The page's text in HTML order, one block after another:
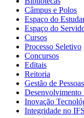
Câmpus e Polos
Espaço do
Espaço do
Cursos
Processo Seletivo
Concursos
Editais
Reitoria
Gestão de Pessoas
Desenvolvimento
Inovação
Integridade no